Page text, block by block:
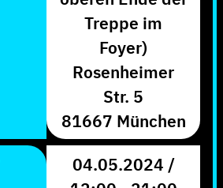
Treppe im
Foyer)
Rosenheimer
Str. 5
81667 München
04.05.2024 /